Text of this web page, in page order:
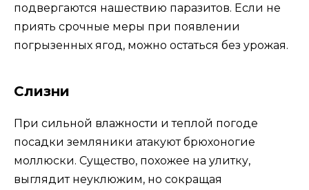
подвергаются нашествию паразитов. Если не
приять срочные меры при появлении
погрызенных ягод, можно остаться без урожая.
Слизни
При сильной влажности и теплой погоде
посадки земляники атакуют брюхоногие
моллюски. Существо, похожее на улитку,
выглядит неуклюжим, но сокращая